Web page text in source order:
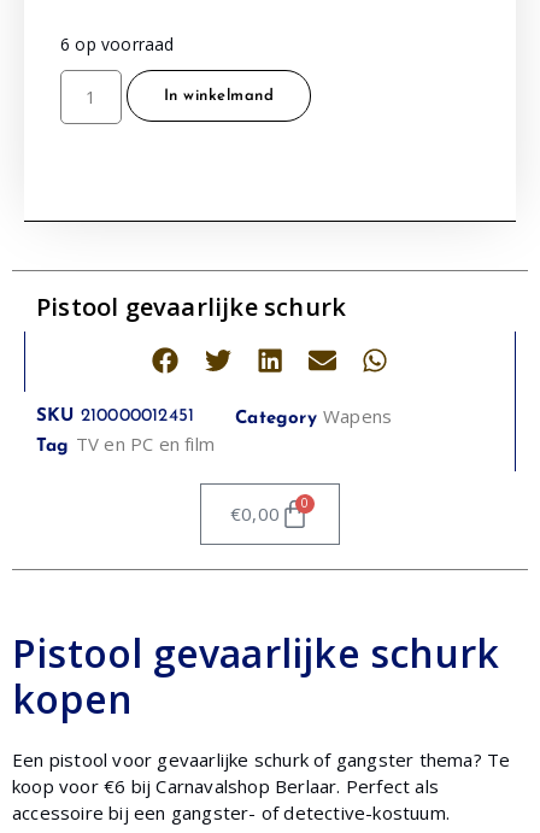
6 op voorraad
In winkelmand
Pistool gevaarlijke schurk
SKU 210000012451 Category Wapens
Tag TV en PC en film
€0,00 0
Pistool gevaarlijke schurk
kopen
Een pistool voor gevaarlijke schurk of gangster thema? Te
koop voor €6 bij Carnavalshop Berlaar. Perfect als
accessoire bij een gangster- of detective-kostuum.